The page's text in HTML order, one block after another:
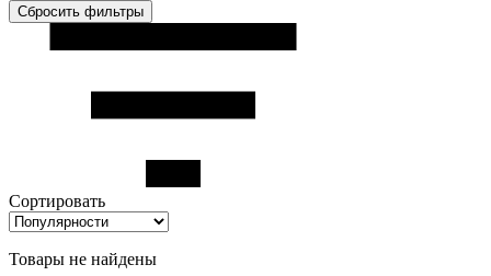
Сортировать
Товары не найдены